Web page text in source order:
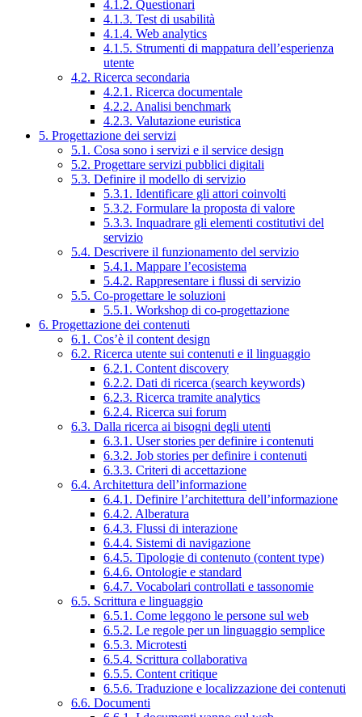
4.1.2. Questionari
4.1.3. Test di usabilità
4.1.4. Web analytics
4.1.5. Strumenti di mappatura dell’esperienza
utente
4.2. Ricerca secondaria
4.2.1. Ricerca documentale
4.2.2. Analisi benchmark
4.2.3. Valutazione euristica
5. Progettazione dei servizi
5.1. Cosa sono i servizi e il service design
5.2. Progettare servizi pubblici digitali
5.3. Definire il modello di servizio
5.3.1. Identificare gli attori coinvolti
5.3.2. Formulare la proposta di valore
5.3.3. Inquadrare gli elementi costitutivi del
servizio
5.4. Descrivere il funzionamento del servizio
5.4.1. Mappare l’ecosistema
5.4.2. Rappresentare i flussi di servizio
5.5. Co-progettare le soluzioni
5.5.1. Workshop di co-progettazione
6. Progettazione dei contenuti
6.1. Cos’è il content design
6.2. Ricerca utente sui contenuti e il linguaggio
6.2.1. Content discovery
6.2.2. Dati di ricerca (search keywords)
6.2.3. Ricerca tramite analytics
6.2.4. Ricerca sui forum
6.3. Dalla ricerca ai bisogni degli utenti
6.3.1. User stories per definire i contenuti
6.3.2. Job stories per definire i contenuti
6.3.3. Criteri di accettazione
6.4. Architettura dell’informazione
6.4.1. Definire l’architettura dell’informazione
6.4.2. Alberatura
6.4.3. Flussi di interazione
6.4.4. Sistemi di navigazione
6.4.5. Tipologie di contenuto (content type)
6.4.6. Ontologie e standard
6.4.7. Vocabolari controllati e tassonomie
6.5. Scrittura e linguaggio
6.5.1. Come leggono le persone sul web
6.5.2. Le regole per un linguaggio semplice
6.5.3. Microtesti
6.5.4. Scrittura collaborativa
6.5.5. Content critique
6.5.6. Traduzione e localizzazione dei contenuti
6.6. Documenti